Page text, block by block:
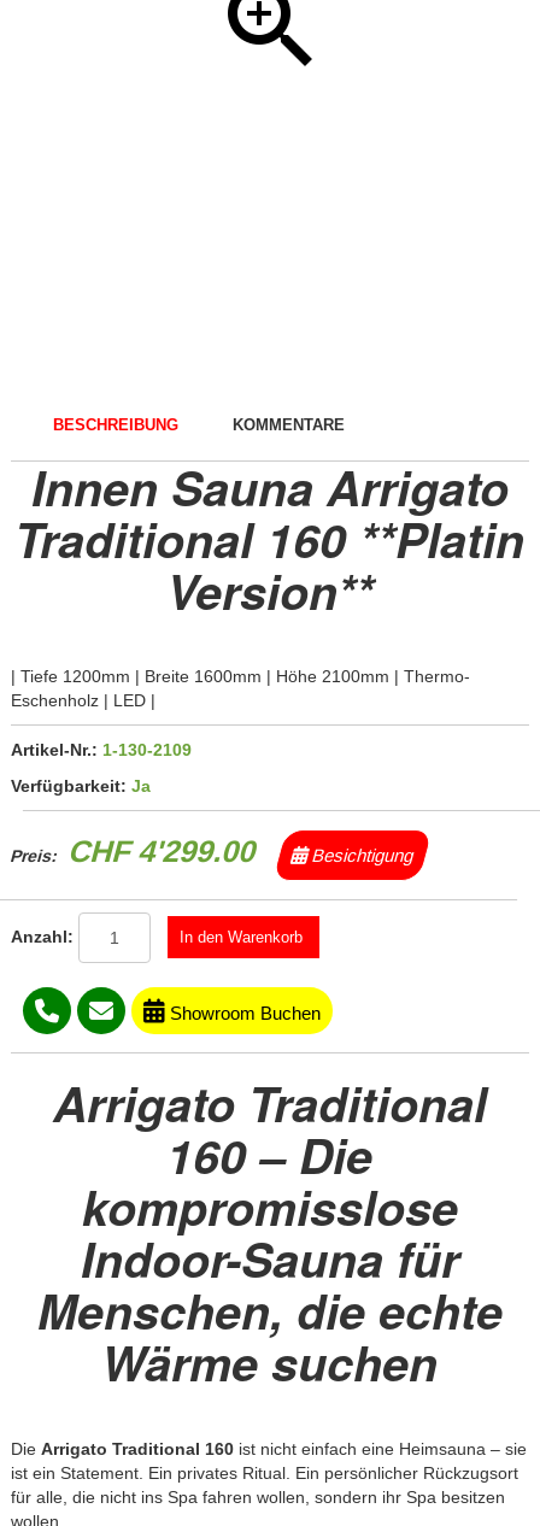
BESCHREIBUNG KOMMENTARE
Innen Sauna Arrigato
Traditional 160 **Platin
Version**
| Tiefe 1200mm | Breite 1600mm | Höhe 2100mm | Thermo-
Eschenholz | LED |
Artikel-Nr.: 1-130-2109
Verfügbarkeit: Ja
Preis: CHF 4'299.00 Besichtigung
Anzahl:
Showroom Buchen
Arrigato Traditional
160 – Die
kompromisslose
Indoor-Sauna für
Menschen, die echte
Wärme suchen
Die Arrigato Traditional 160ist nicht einfach eine Heimsauna – sie
ist ein Statement. Ein privates Ritual. Ein persönlicher Rückzugsort
für alle, die nicht ins Spa fahren wollen, sondern ihr Spa besitzen
wollen.